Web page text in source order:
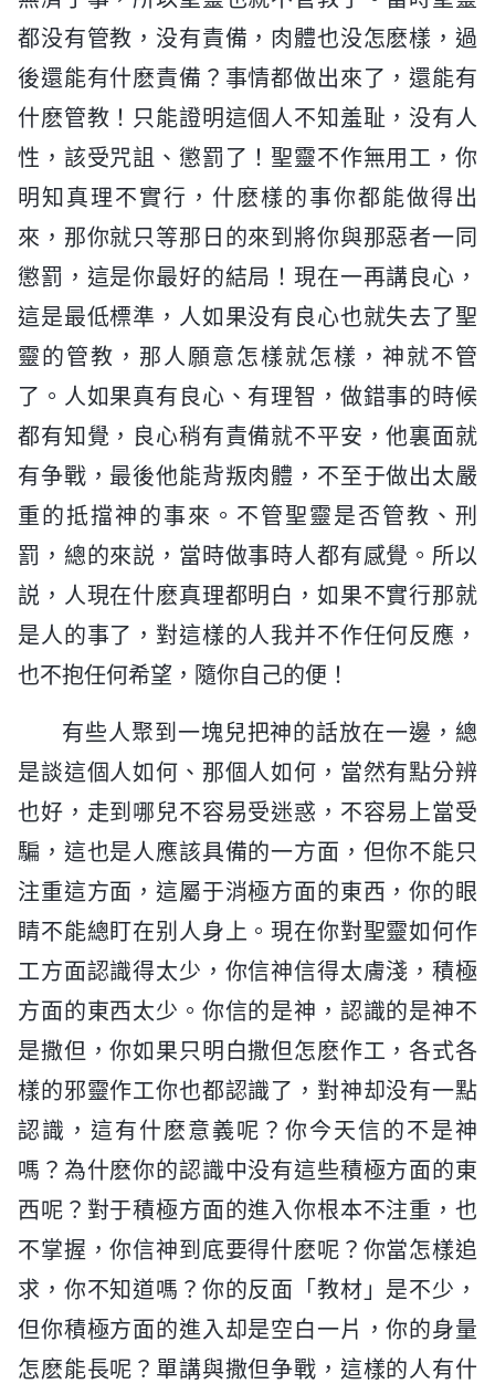
都没有管教，没有責備，肉體也没怎麽樣，過
後還能有什麽責備？事情都做出來了，還能有
什麽管教！只能證明這個人不知羞耻，没有人
性，該受咒詛、懲罰了！聖靈不作無用工，你
明知真理不實行，什麽樣的事你都能做得出
來，那你就只等那日的來到將你與那惡者一同
懲罰，這是你最好的結局！現在一再講良心，
這是最低標準，人如果没有良心也就失去了聖
靈的管教，那人願意怎樣就怎樣，神就不管
了。人如果真有良心、有理智，做錯事的時候
都有知覺，良心稍有責備就不平安，他裏面就
有争戰，最後他能背叛肉體，不至于做出太嚴
重的抵擋神的事來。不管聖靈是否管教、刑
罰，總的來説，當時做事時人都有感覺。所以
説，人現在什麽真理都明白，如果不實行那就
是人的事了，對這樣的人我并不作任何反應，
也不抱任何希望，隨你自己的便！
有些人聚到一塊兒把神的話放在一邊，總
是談這個人如何、那個人如何，當然有點分辨
也好，走到哪兒不容易受迷惑，不容易上當受
騙，這也是人應該具備的一方面，但你不能只
注重這方面，這屬于消極方面的東西，你的眼
睛不能總盯在别人身上。現在你對聖靈如何作
工方面認識得太少，你信神信得太膚淺，積極
方面的東西太少。你信的是神，認識的是神不
是撒但，你如果只明白撒但怎麽作工，各式各
樣的邪靈作工你也都認識了，對神却没有一點
認識，這有什麽意義呢？你今天信的不是神
嗎？為什麽你的認識中没有這些積極方面的東
西呢？對于積極方面的進入你根本不注重，也
不掌握，你信神到底要得什麽呢？你當怎樣追
求，你不知道嗎？你的反面「教材」是不少，
但你積極方面的進入却是空白一片，你的身量
怎麽能長呢？單講與撒但争戰，這樣的人有什